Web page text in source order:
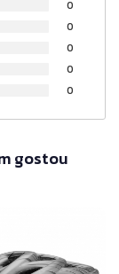
0
0
0
0
0
gostou